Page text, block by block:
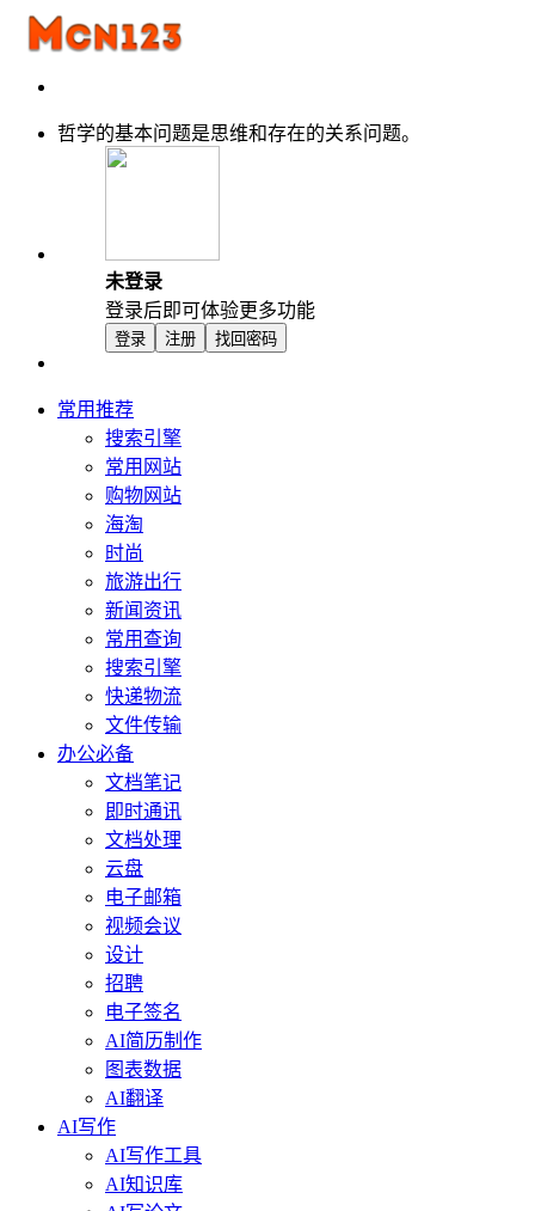
哲学的基本问题是思维和存在的关系问题。
未登录
登录后即可体验更多功能
登录 注册 找回密码
常用推荐
搜索引擎
常用网站
购物网站
海淘
时尚
旅游出行
新闻资讯
常用查询
搜索引擎
快递物流
文件传输
办公必备
文档笔记
即时通讯
文档处理
云盘
电子邮箱
视频会议
设计
招聘
电子签名
AI简历制作
图表数据
AI翻译
AI写作
AI写作工具
AI知识库